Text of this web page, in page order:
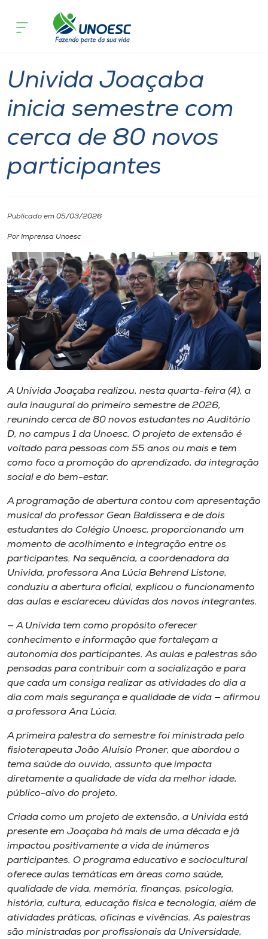
Cursos
Pesquisa
Atendimento ao Estudante
Portal de Ensino
Internacionalização
I.nova
Diplomados
Cultura
CPA
Biblioteca
Editora
Rádio
Museu
Unoesc
Store
Selecione
o idioma
A+
Extensão
Univida Joaçaba
inicia semestre com
cerca de 80 novos
participantes
Publicado em 05/03/2026
Por Imprensa Unoesc
A Univida Joaçaba realizou, nesta quarta-feira (4), a
aula inaugural do primeiro semestre de 2026,
reunindo cerca de 80 novos estudantes no Auditório
D, no campus 1 da Unoesc. O projeto de extensão é
voltado para pessoas com 55 anos ou mais e tem
como foco a promoção do aprendizado, da integração
social e do bem-estar.
A programação de abertura contou com apresentação
musical do professor Gean Baldissera e de dois
estudantes do Colégio Unoesc, proporcionando um
momento de acolhimento e integração entre os
participantes. Na sequência, a coordenadora da
Univida, professora Ana Lúcia Behrend Listone,
conduziu a abertura oficial, explicou o funcionamento
das aulas e esclareceu dúvidas dos novos integrantes.
— A Univida tem como propósito oferecer
conhecimento e informação que fortaleçam a
autonomia dos participantes. As aulas e palestras são
pensadas para contribuir com a socialização e para
que cada um consiga realizar as atividades do dia a
dia com mais segurança e qualidade de vida — afirmou
a professora Ana Lúcia.
A primeira palestra do semestre foi ministrada pelo
fisioterapeuta João Aluísio Proner, que abordou o
tema saúde do ouvido, assunto que impacta
diretamente a qualidade de vida da melhor idade,
público-alvo do projeto.
Criada como um projeto de extensão, a Univida está
presente em Joaçaba há mais de uma década e já
impactou positivamente a vida de inúmeros
participantes. O programa educativo e sociocultural
oferece aulas temáticas em áreas como saúde,
qualidade de vida, memória, finanças, psicologia,
história, cultura, educação física e tecnologia, além de
atividades práticas, oficinas e vivências. As palestras
são ministradas por profissionais da Universidade,